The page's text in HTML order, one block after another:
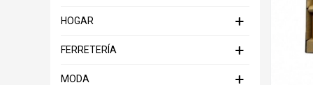
HOGAR
FERRETERÍA
MODA